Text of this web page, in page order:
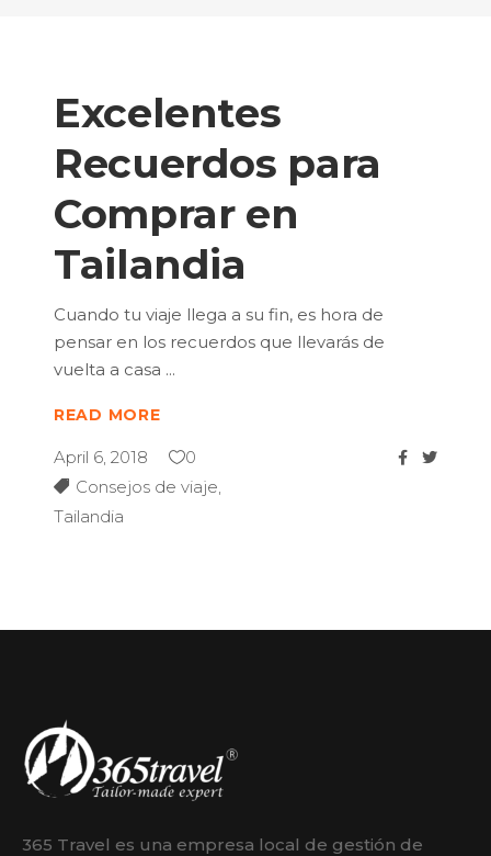
Excelentes
Recuerdos para
Comprar en
Tailandia
Cuando tu viaje llega a su fin, es hora de
pensar en los recuerdos que llevarás de
vuelta a casa
READ MORE
April 6, 2018
0
Consejos de viaje,
Tailandia
365 Travel es una empresa local de gestión de